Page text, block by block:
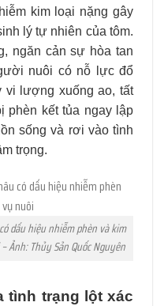
kim loại nặng gây
lý tự nhiên của tôm.
ngăn cản sự hòa tan
nuôi có nỗ lực đổ
vi lượng xuống ao, tất
phèn kết tủa ngay lập
sống và rơi vào tình
trọng.
dấu hiệu nhiễm phèn và kim
Ảnh: Thủy Sản Quốc Nguyên
tình trạng lột xác